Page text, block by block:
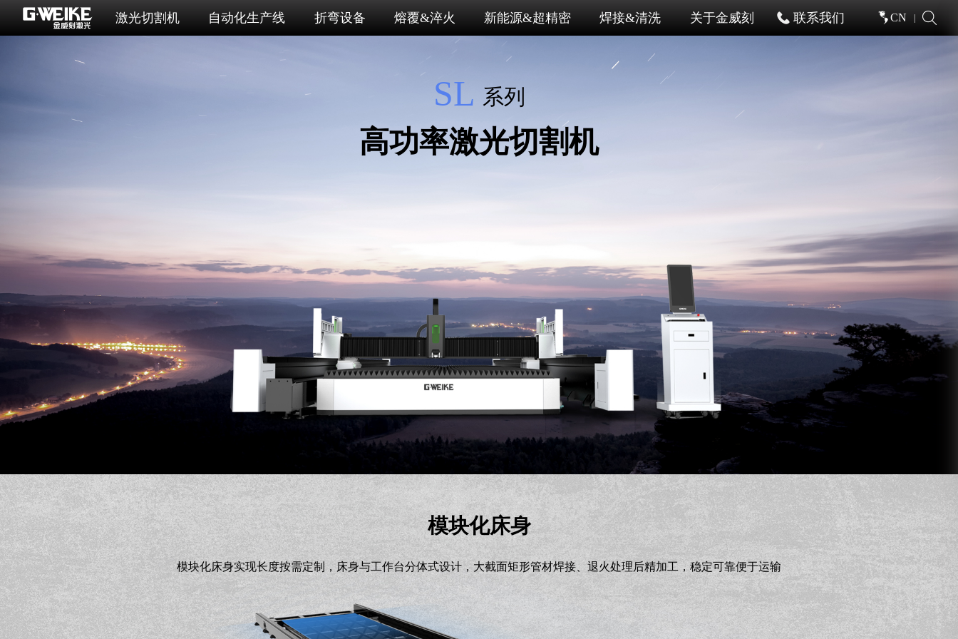
激光切割机 自动化生产线 折弯设备 熔覆&淬火 新能源&超精密 焊接&清洗 关于金威刻 联系我们 CN
SL 系列
高功率激光切割机
模块化床身
模块化床身实现长度按需定制，床身与工作台分体式设计，大截面矩形管材焊接、退火处理后精加工，稳定可靠便于运输